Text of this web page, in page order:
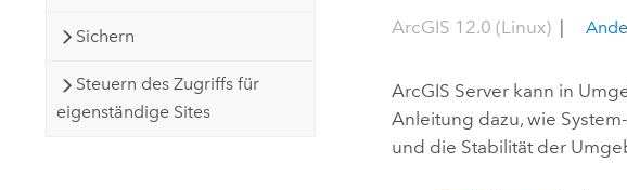
Sichern
Steuern des Zugriffs für
eigenständige Sites
ArcGIS 12.0 (Linux) |
ArcGIS Server kann in
Anleitung dazu, wie
und die Stabilität der